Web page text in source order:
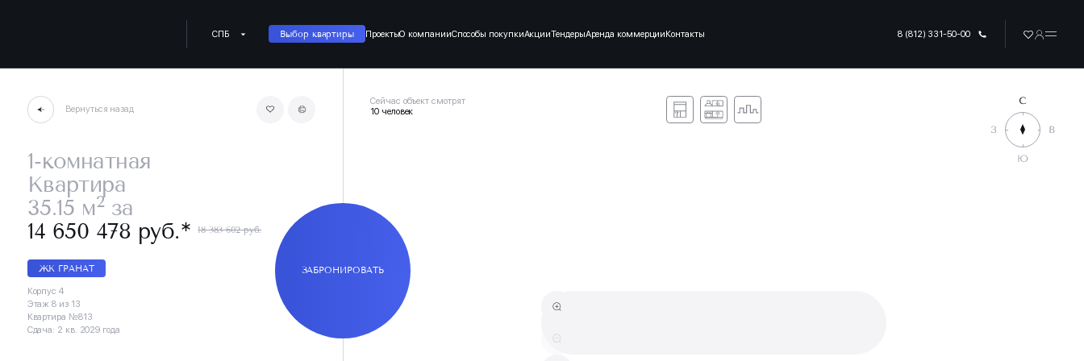
СПБ Выбор квартиры ПроектыО компанииСпособы покупкиАкцииТендерыАренда коммерцииКонтакты 8 (812) 331-50-00
Вернуться назад
1-комнатная
Квартира
35.15 м2за
14 650 478 руб.∗ 18 383 602 руб.
ЖК ГРАНАТ
Корпус 4
Этаж 8 из 13
Квартира №813
Сдача: 2 кв. 2029 года
ЗАБРОНИРОВАТЬ
Сейчас объект смотрят
10 человек